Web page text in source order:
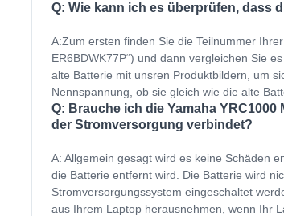
Q: Wie kann ich es überprüfen, dass
A:Zum ersten finden Sie die Teilnummer
ER6BDWK77P“) und dann vergleichen Sie
alte Batterie mit unsren Produktbildern, um
Nennspannung, ob sie gleich wie die alte
Q: Brauche ich die Yamaha
der Stromversorgung verbindet?
A: Allgemein gesagt wird es keine Schäden
die Batterie entfernt wird. Die Batterie wird
Stromversorgungssystem eingeschaltet
aus Ihrem Laptop herausnehmen, wenn Ihr